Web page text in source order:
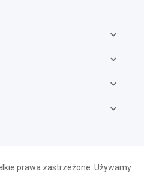




prawa zastrzeżone. Używamy